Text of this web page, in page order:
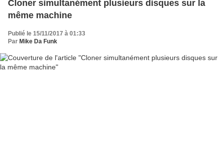
Cloner simultanément plusieurs disques sur la
même machine
Publié le 15/11/2017 à 01:33
Par Mike Da Funk